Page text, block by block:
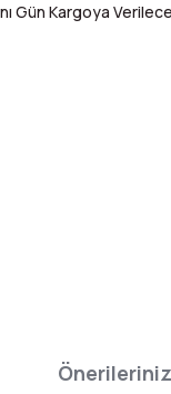
Gün Kargoya
Önerileriniz